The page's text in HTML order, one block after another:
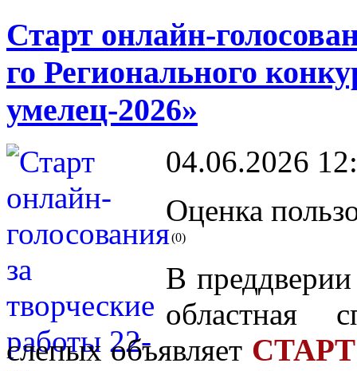
Старт онлайн-
го Регионального
умелец-2026»
04.06.2026
Оценка
(0)
В
областная
слепых объявляет